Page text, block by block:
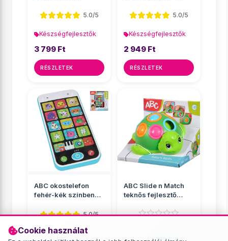
Cookie használat
hanggal t�...
5.0/5
Készségfejlesztők
3 799 Ft
RÉSZLETEK
5.0/5
Készségfejlesztők
2 949 Ft
RÉSZLETEK
ABC okostelefon
fehér-kék színben
13...
5.0/5
Készségfejlesztők
ABC Slide n Match
teknős fejlesztő